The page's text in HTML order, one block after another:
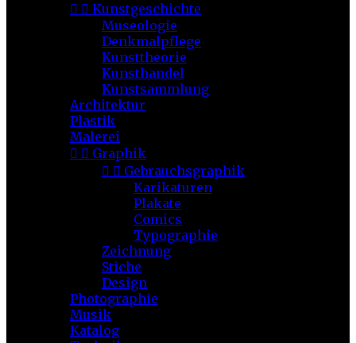
  Kunstgeschichte
Museologie
Denkmalpflege
Kunsttheorie
Kunsthandel
Kunstsammlung
Architektur
Plastik
Malerei
  Graphik
  Gebrauchsgraphik
Karikaturen
Plakate
Comics
Typographie
Zeichnung
Stiche
Design
Photographie
Musik
Katalog